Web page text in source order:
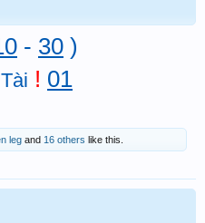
- 30 )
! 01
leg and 16 others like this.